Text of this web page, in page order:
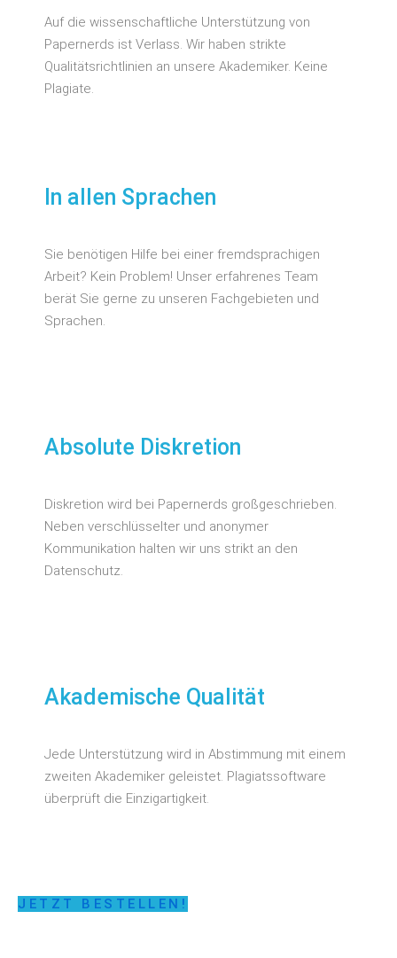
Auf die wissenschaftliche Unterstützung von
Papernerds ist Verlass. Wir haben strikte
Qualitätsrichtlinien an unsere Akademiker. Keine
Plagiate.
In allen Sprachen
Sie benötigen Hilfe bei einer fremdsprachigen
Arbeit? Kein Problem! Unser erfahrenes Team
berät Sie gerne zu unseren Fachgebieten und
Sprachen.
Absolute Diskretion
Diskretion wird bei Papernerds großgeschrieben.
Neben verschlüsselter und anonymer
Kommunikation halten wir uns strikt an den
Datenschutz.
Akademische Qualität
Jede Unterstützung wird in Abstimmung mit einem
zweiten Akademiker geleistet. Plagiatssoftware
überprüft die Einzigartigkeit.
JETZT BESTELLEN!